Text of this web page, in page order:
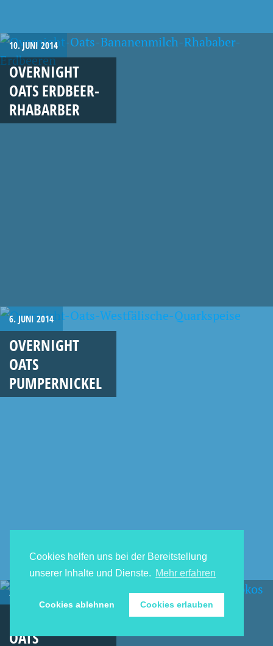
Cookies helfen uns bei der Bereitstellung
unserer Inhalte und Dienste. Mehr erfahren
Cookies ablehnen Cookies erlauben
10. JUNI 2014
OVERNIGHT
OATS ERDBEER-
RHABARBER
6. JUNI 2014
OVERNIGHT
OATS
PUMPERNICKEL
25. MAI 2014
OATS